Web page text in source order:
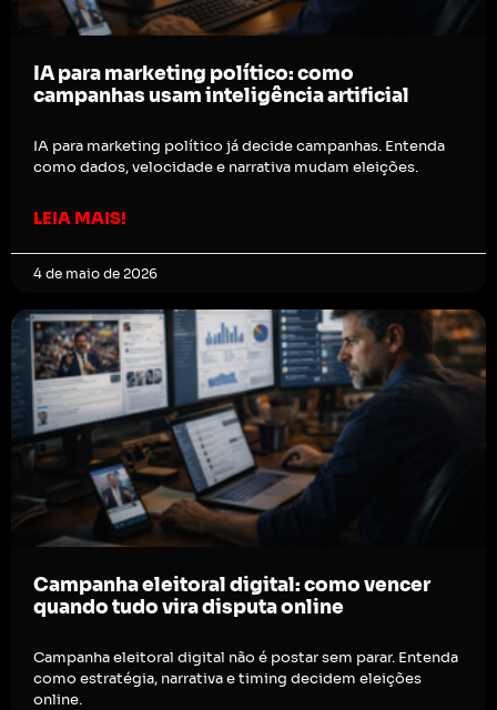
IA para marketing político: como
campanhas usam inteligência artificial
IA para marketing político já decide campanhas. Entenda
como dados, velocidade e narrativa mudam eleições.
LEIA MAIS!
4 de maio de 2026
Campanha eleitoral digital: como vencer
quando tudo vira disputa online
Campanha eleitoral digital não é postar sem parar. Entenda
como estratégia, narrativa e timing decidem eleições
online.